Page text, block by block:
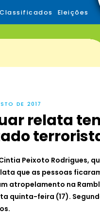
Classificados Eleições
DE 2017
relata
Peixoto Rodrigues,
que as pessoas
atropelamento na
quinta-feira (17).